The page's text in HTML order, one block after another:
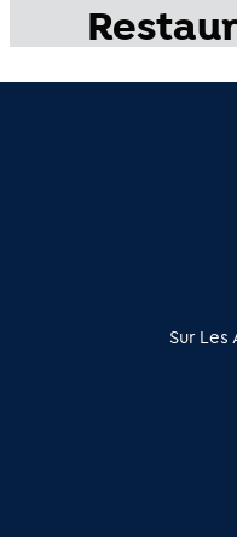
relation qualifiée conçu
Sur